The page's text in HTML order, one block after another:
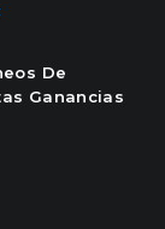
De
Ganancias